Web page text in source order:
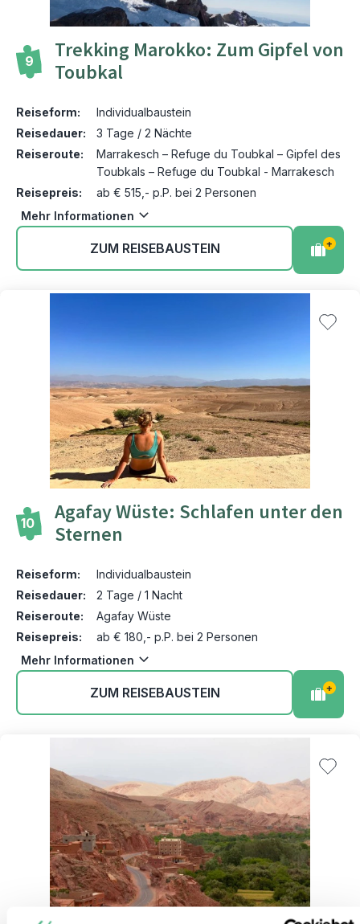
9
Trekking Marokko: Zum Gipfel von
Toubkal
Reiseform:
Individualbaustein
Reisedauer:
3 Tage / 2 Nächte
Reiseroute:
Marrakesch – Refuge du Toubkal – Gipfel des
Toubkals – Refuge du Toubkal - Marrakesch
Reisepreis:
ab € 515,- p.P. bei 2 Personen
Mehr Informationen
ZUM REISEBAUSTEIN +
10
Agafay Wüste: Schlafen unter den
Sternen
Reiseform:
Individualbaustein
Reisedauer:
2 Tage / 1 Nacht
Reiseroute:
Agafay Wüste
Reisepreis:
ab € 180,- p.P. bei 2 Personen
Mehr Informationen
ZUM REISEBAUSTEIN +